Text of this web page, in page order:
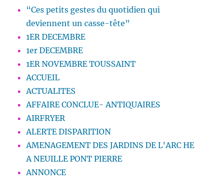
“Ces petits gestes du quotidien qui
deviennent un casse-tête”
1ER DECEMBRE
1er DECEMBRE
1ER NOVEMBRE TOUSSAINT
ACCUEIL
ACTUALITES
AFFAIRE CONCLUE- ANTIQUAIRES
AIRFRYER
ALERTE DISPARITION
AMENAGEMENT DES JARDINS DE L'ARC HE
A NEUILLE PONT PIERRE
ANNONCE